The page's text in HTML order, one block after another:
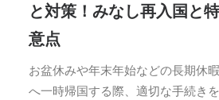
と対策！みなし再入国と
意点
お盆休みや年末年始などの長期休
へ一時帰国する際、適切な手続き